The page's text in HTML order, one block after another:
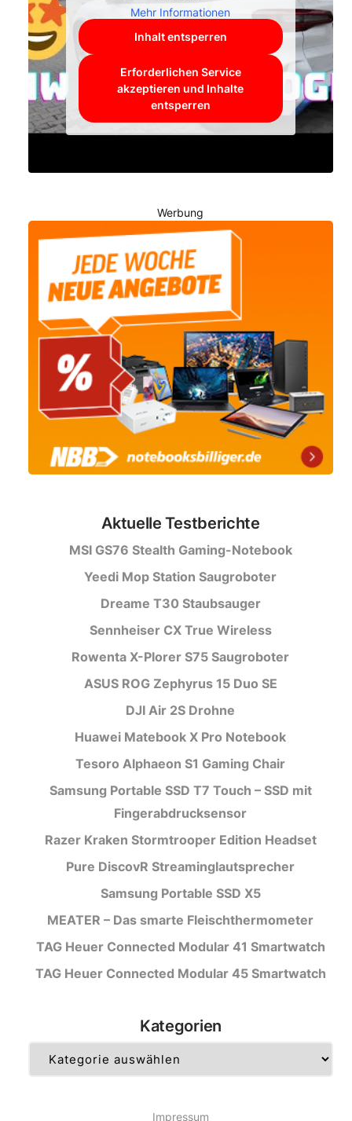
Mehr Informationen
Inhalt entsperren
Erforderlichen Service
akzeptieren und Inhalte
entsperren
Werbung
Aktuelle Testberichte
MSI GS76 Stealth Gaming-Notebook
Yeedi Mop Station Saugroboter
Dreame T30 Staubsauger
Sennheiser CX True Wireless
Rowenta X-Plorer S75 Saugroboter
ASUS ROG Zephyrus 15 Duo SE
DJI Air 2S Drohne
Huawei Matebook X Pro Notebook
Tesoro Alphaeon S1 Gaming Chair
Samsung Portable SSD T7 Touch – SSD mit
Fingerabdrucksensor
Razer Kraken Stormtrooper Edition Headset
Pure DiscovR Streaminglautsprecher
Samsung Portable SSD X5
MEATER – Das smarte Fleischthermometer
TAG Heuer Connected Modular 41 Smartwatch
TAG Heuer Connected Modular 45 Smartwatch
Kategorien
Impressum